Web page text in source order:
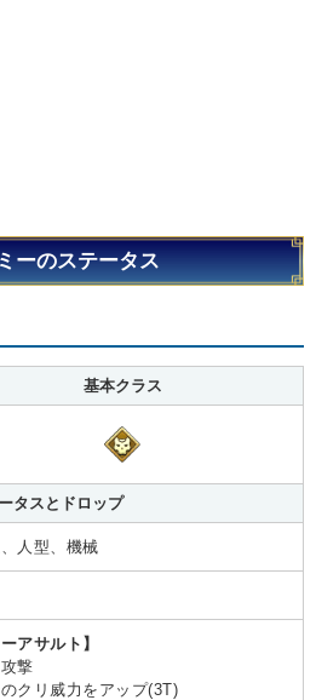
ーのステータス
基本クラス
タスとドロップ
人型、機械
ーアサルト】
撃
のクリ威力をアップ(3T)